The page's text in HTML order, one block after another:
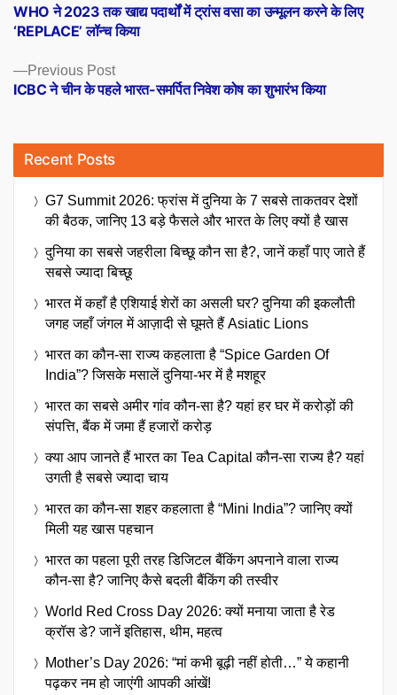
navigation
Previous PostPrevious
post:
ICBC ने चीन के पहले भारत-समर्पित निवेश कोष का शुभारंभ किया
post:
WHO ने 2023 तक खाद्य पदार्थों में ट्रांस वसा का उन्मूलन करने के लिए
‘REPLACE’ लॉन्च किया
Recent Posts
G7 Summit 2026: फ्रांस में दुनिया के 7 सबसे ताकतवर देशों
की बैठक, जानिए 13 बड़े फैसले और भारत के लिए क्यों है खास
दुनिया का सबसे जहरीला बिच्छू कौन सा है?, जानें कहाँ पाए जाते हैं
सबसे ज्यादा बिच्छू
भारत में कहाँ है एशियाई शेरों का असली घर? दुनिया की इकलौती
जगह जहाँ जंगल में आज़ादी से घूमते हैं Asiatic Lions
भारत का कौन-सा राज्य कहलाता है “Spice Garden Of
India”? जिसके मसालें दुनिया-भर में है मशहूर
भारत का सबसे अमीर गांव कौन-सा है? यहां हर घर में करोड़ों की
संपत्ति, बैंक में जमा हैं हजारों करोड़
क्या आप जानते हैं भारत का Tea Capital कौन-सा राज्य है? यहां
उगती है सबसे ज्यादा चाय
भारत का कौन-सा शहर कहलाता है “Mini India”? जानिए क्यों
मिली यह खास पहचान
भारत का पहला पूरी तरह डिजिटल बैंकिंग अपनाने वाला राज्य
कौन-सा है? जानिए कैसे बदली बैंकिंग की तस्वीर
World Red Cross Day 2026: क्यों मनाया जाता है रेड
क्रॉस डे? जानें इतिहास, थीम, महत्व
Mother’s Day 2026: “मां कभी बूढ़ी नहीं होती…” ये कहानी
पढ़कर नम हो जाएंगी आपकी आंखें!